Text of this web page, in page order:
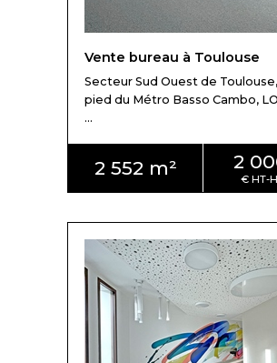
Vente bureau à Toulouse
Secteur Sud Ouest de
pied du Métro Basso Cambo,
...
2 552 m² 2